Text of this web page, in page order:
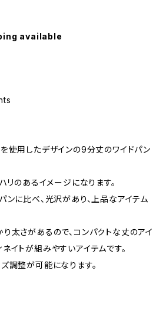
available
使用したデザインの9分丈のワイドパン
リのあるイメージになります。
ンに比べ、光沢があり、上品なアイテム
太さがあるので、コンパクトな丈のアイ
イトが組みやすいアイテムです。
調整が可能になります。